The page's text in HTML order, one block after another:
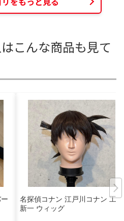
こんな商品も見て
名探偵コナン 江戸川コナン 工藤
新一 ウィッグ